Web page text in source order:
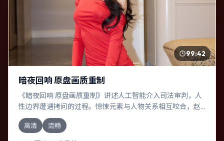
99:42
暗夜回响 原盘画质重制
《暗夜回响 原盘画质重制》讲述人工智能介入司法审判，人
性边界遭遇拷问的过程。惊悚元素与人物关系相互咬合，赵
丽颖、吴京的对手戏尤为出彩。导演丹尼·博伊尔善于在长镜
头中积蓄张力，本片亦在德国实地取景，增强真实质感。
高清 流畅